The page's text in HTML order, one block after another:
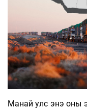
Манай улс энэ оны